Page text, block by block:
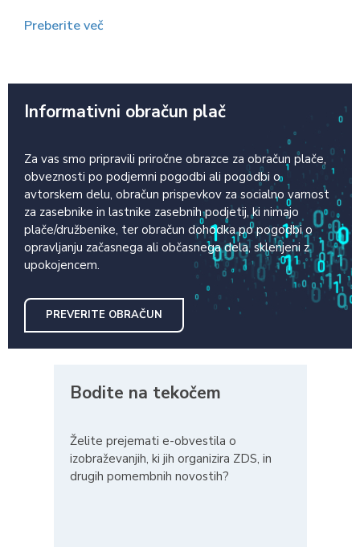
Preberite več
Informativni obračun plač
Za vas smo pripravili priročne obrazce za obračun plače,
obveznosti po podjemni pogodbi ali pogodbi o
avtorskem delu, obračun prispevkov za socialno varnost
za zasebnike in lastnike zasebnih podjetij, ki nimajo
plače/družbenike, ter obračun dohodka po pogodbi o
opravljanju začasnega ali občasnega dela, sklenjeni z
upokojencem.
PREVERITE OBRAČUN
Bodite na tekočem
Želite prejemati e-obvestila o
izobraževanjih, ki jih organizira ZDS, in
drugih pomembnih novostih?